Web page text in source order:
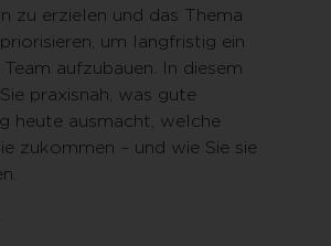
zu erzielen und das Thema
um langfristig ein
aufzubauen. In diesem
praxisnah, was gute
heute ausmacht, welche
zukommen – und wie Sie sie